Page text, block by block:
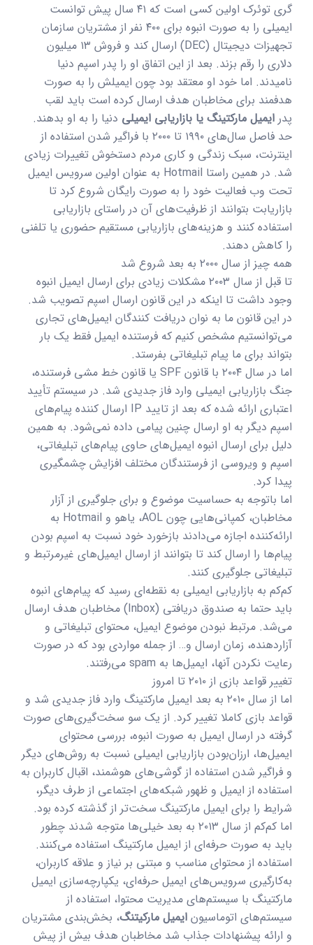
گری توئرک اولین کسی است که ۴۱ سال پیش توانست
ایمیلی را به صورت انبوه برای ۴۰۰ نفر از مشتریان سازمان
تجهیزات دیجیتال (DEC) ارسال کند و فروش ۱۳ میلیون
دلاری را رقم بزند. بعد از این اتفاق او را پدر اسپم دنیا
نامیدند. اما خود او معتقد بود چون ایمیلش را به صورت
هدفمند برای مخاطبان هدف ارسال کرده است باید لقب
پدر ایمیل مارکتینگ یا بازاریابی ایمیلی دنیا را به او بدهند.
حد فاصل سال‌های ۱۹۹۰ تا ۲۰۰۰ با فراگیر شدن استفاده از
اینترنت، سبک زندگی و کاری مردم دستخوش تغییرات زیادی
شد. در همین راستا Hotmail به عنوان اولین سرویس ایمیل
تحت وب فعالیت خود را به صورت رایگان شروع کرد تا
بازاریابت بتوانند از ظرفیت‌های آن در راستای بازاریابی
استفاده کنند و هزینه‌های بازاریابی مستقیم حضوری یا تلفنی
را کاهش دهند.
همه چیز از سال ۲۰۰۰ به بعد شروع شد
تا قبل از سال ۲۰۰۳ مشکلات زیادی برای ارسال ایمیل انبوه
وجود داشت تا اینکه در این قانون ارسال اسپم تصویب شد.
در این قانون ما به نوان دریافت کنندگان ایمیل‌های تجاری
می‌توانستیم مشخص کنیم که فرستنده ایمیل فقط یک بار
بتواند برای ما پیام تبلیغاتی بفرستد.
اما در سال ۲۰۰۴ با قانون SPF یا قانون خط مشی فرستنده،
جنگ بازاریابی ایمیلی وارد فاز جدیدی شد. در سیستم تأیید
اعتباری ارائه شده که بعد از تایید IP ارسال کننده پیام‌های
اسپم دیگر به او ارسال چنین پیامی داده نمی‌شود. به همین
دلیل برای ارسال انبوه ایمیل‌های حاوی پیام‌های تبلیغاتی،
اسپم و ویروسی از فرستندگان مختلف افزایش چشمگیری
پیدا کرد.
اما باتوجه به حساسیت موضوع و برای جلوگیری از آزار
مخاطبان، کمپانی‌هایی چون AOL، یاهو و Hotmail به
ارائه‌کننده اجازه می‌دادند بازخورد خود نسبت به اسپم بودن
پیام‌ها را ارسال کند تا بتوانند از ارسال ایمیل‌های غیرمرتبط و
تبلیغاتی جلوگیری کنند.
کم‌کم به بازاریابی ایمیلی به نقطه‌ای رسید که پیام‌های انبوه
باید حتما به صندوق دریافتی (Inbox) مخاطبان هدف ارسال
می‌شد. مرتبط نبودن موضوع ایمیل، محتوای تبلیغاتی و
آزاردهنده، زمان ارسال و… از جمله مواردی بود که در صورت
رعایت نکردن آنها، ایمیل‌ها به spam می‌رفتند.
تغییر قواعد بازی از ۲۰۱۰ تا امروز
اما از سال ۲۰۱۰ به بعد ایمیل مارکتینگ وارد فاز جدیدی شد و
قواعد بازی کاملا تغییر کرد. از یک سو سخت‌گیری‌های صورت
گرفته در ارسال ایمیل به صورت انبوه، بررسی محتوای
ایمیل‌ها، ارزان‌بودن بازاریابی ایمیلی نسبت به روش‌های دیگر
و فراگیر شدن استفاده از گوشی‌های هوشمند، اقبال کاربران به
استفاده از ایمیل و ظهور شبکه‌های اجتماعی از طرف دیگر،
شرایط را برای ایمیل مارکتینگ‌ سخت‌تر از گذشته کرده بود.
اما کم‌کم از سال ۲۰۱۳ به بعد خیلی‌ها متوجه شدند چطور
باید به صورت حرفه‌ای از ایمیل مارکتینگ استفاده می‌کنند.
استفاده از محتوای مناسب و مبتنی بر نیاز و علاقه کاربران،
به‌کارگیری سرویس‌های ایمیل حرفه‌ای، یکپارچه‌سازی ایمیل
مارکتینگ با سیستم‌های مدیریت محتوا، استفاده از
سیستم‌های اتوماسیون ایمیل مارکیتنگ، بخش‌بندی مشتریان
و ارائه پیشنهادات جذاب شد مخاطبان هدف بیش از پیش